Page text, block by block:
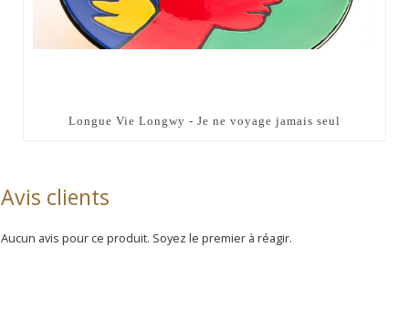
Longue Vie Longwy - Je ne voyage jamais seul
Avis clients
Aucun avis pour ce produit. Soyez le premier à réagir.